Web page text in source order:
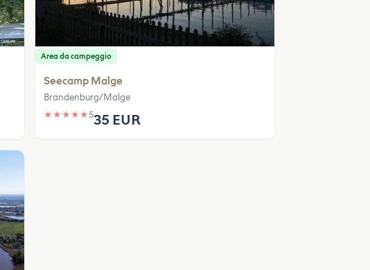
Area da campeggio
Seecamp Malge
Brandenburg/Malge
★ ★ ★ ★ ★535 EUR